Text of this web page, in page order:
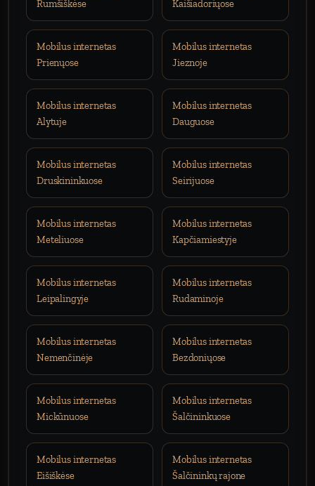
Rumšiškėse
Kaišiadoriųose
Mobilus internetas
Prienųose
Mobilus internetas
Jieznoje
Mobilus internetas
Alytuje
Mobilus internetas
Dauguose
Mobilus internetas
Druskininkuose
Mobilus internetas
Seirijuose
Mobilus internetas
Meteliuose
Mobilus internetas
Kapčiamiestyje
Mobilus internetas
Leipalingyje
Mobilus internetas
Rudaminoje
Mobilus internetas
Nemenčinėje
Mobilus internetas
Bezdoniųose
Mobilus internetas
Mickūnuose
Mobilus internetas
Šalčininkuose
Mobilus internetas
Eišiškėse
Mobilus internetas
Šalčininkų rajone